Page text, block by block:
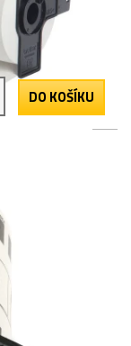
DO KOŠÍKU